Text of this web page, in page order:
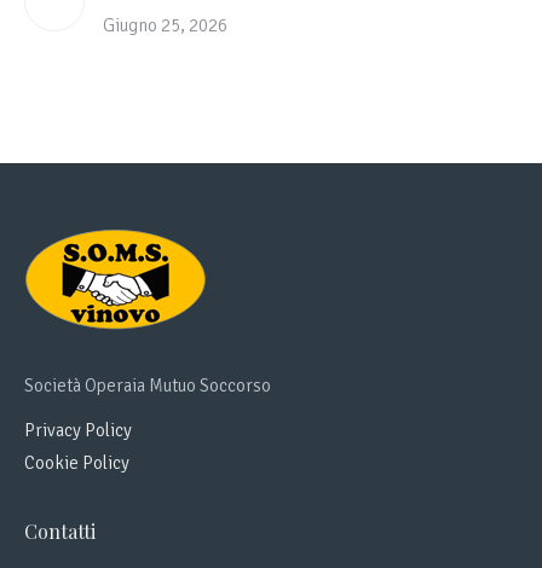
Giugno 25, 2026
Società Operaia Mutuo Soccorso
Privacy Policy
Cookie Policy
Contatti